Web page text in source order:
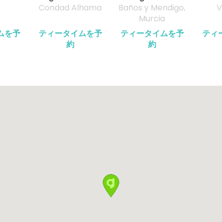
を予
Condad Alhama
ティータイムを予
約
Baños y Mendigo,
Murcia
ティータイムを予
約
ティ